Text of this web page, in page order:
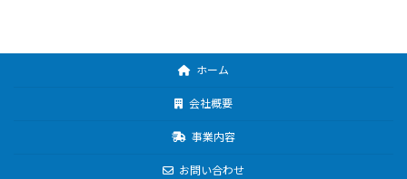
ホーム
会社概要
事業内容
お問い合わせ